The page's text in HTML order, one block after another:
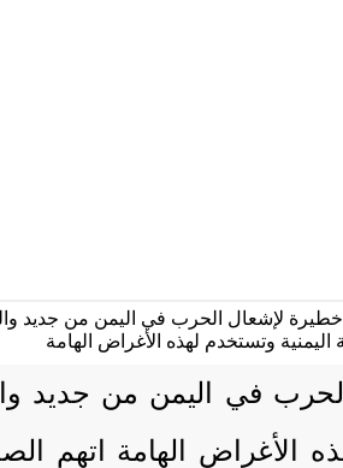
في اليمن من جديد
الأغراض الهامة اتهم